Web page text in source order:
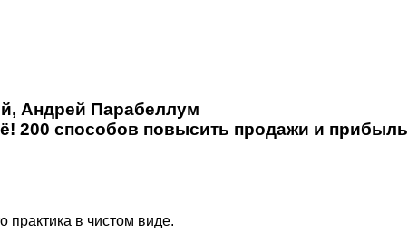
Андрей Парабеллум
200 способов повысить продажи и прибыль
практика в чистом виде.